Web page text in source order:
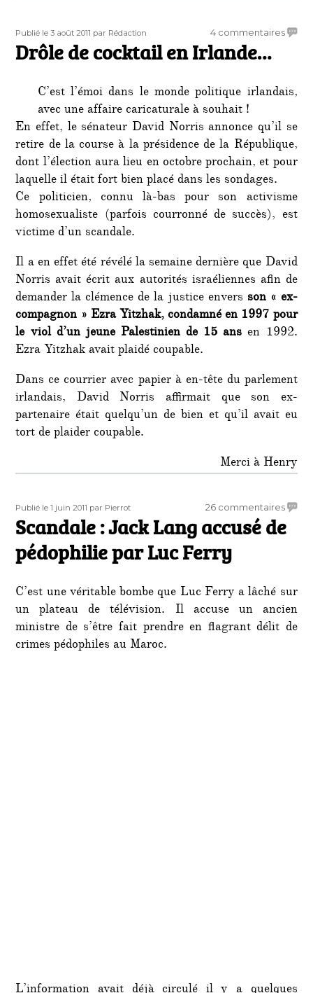
Publié
le
Publié le 3 août 2011 Auteur
par Rédaction 4 commentairessur
en
Drôle de cocktail en Irlande…
C’est l’émoi dans le monde politique irlandais,
avec une affaire caricaturale à souhait !
En effet, le sénateur David Norris annonce qu’il se
retire de la course à la présidence de la République,
dont l’élection aura lieu en octobre prochain, et pour
laquelle il était fort bien placé dans les sondages.
Ce politicien, connu là-bas pour son activisme
homosexualiste (parfois courronné de succès), est
victime d’un scandale.
Il a en effet été révélé la semaine dernière que David
Norris avait écrit aux autorités israéliennes afin de
demander la clémence de la justice envers son « ex-
compagnon » Ezra Yitzhak, condamné en 1997 pour
le viol d’un jeune Palestinien de 15 ans en 1992.
Ezra Yitzhak avait plaidé coupable.
Dans ce courrier avec papier à en-tête du parlement
irlandais, David Norris affirmait que son ex-
partenaire était quelqu’un de bien et qu’il avait eu
tort de plaider coupable.
Merci à Henry
Publié
le
Publié le 1 juin 2011 Auteur
par Pierrot 26 commentairessur
:
de
par
Scandale : Jack Lang accusé de
pédophilie par Luc Ferry
C’est une véritable bombe que Luc Ferry a lâché sur
un plateau de télévision. Il accuse un ancien
ministre de s’être fait prendre en flagrant délit de
crimes pédophiles au Maroc.